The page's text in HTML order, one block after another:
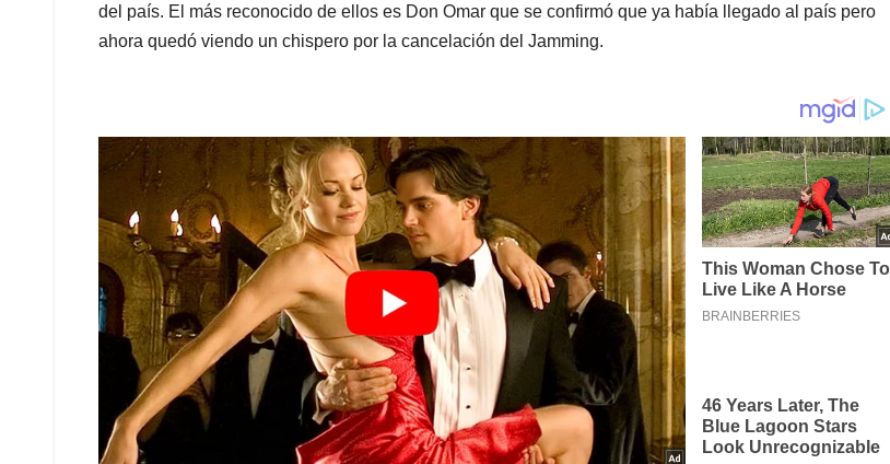
del país. El más reconocido de ellos es Don Omar que se confirmó que ya había llegado al país pero
ahora quedó viendo un chispero por la cancelación del Jamming.